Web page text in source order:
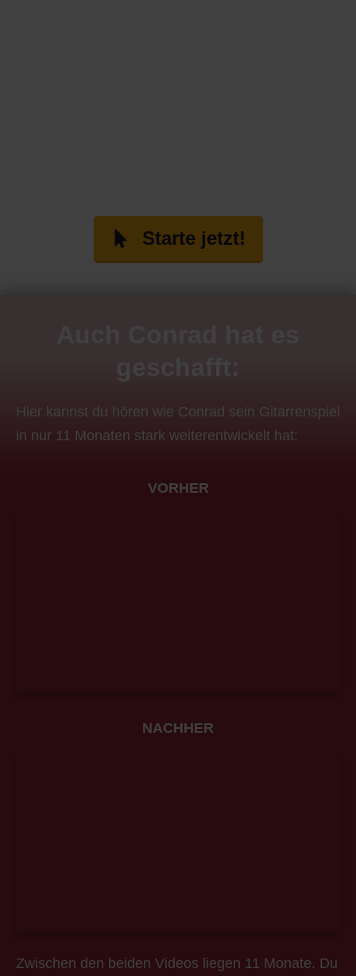
Starte jetzt!
Hier kannst du hören wie Conrad sein Gitarrenspiel
in nur 11 Monaten stark weiterentwickelt hat:
VORHER
NACHHER
Zwischen den beiden Videos liegen 11 Monate. Du